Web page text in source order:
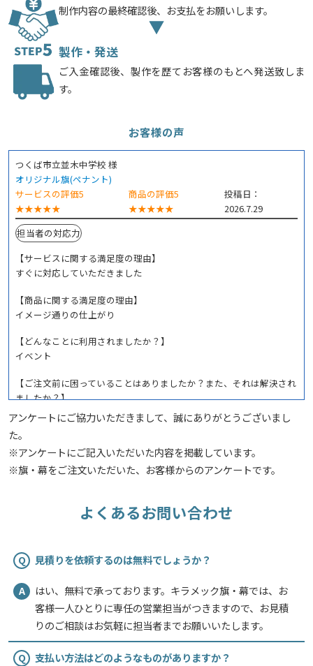
制作内容の最終確認後、お支払をお願いします。
製作・発送
ご入金確認後、製作を歴てお客様のもとへ発送致しま
す。
お客様の声
つくば市立並木中学校 様
オリジナル旗(ペナント)
サービスの評価5
★★★★★
商品の評価5
★★★★★
投稿日：
2026.7.29
担当者の対応力
【サービスに関する満足度の理由】
すぐに対応していただきました
【商品に関する満足度の理由】
イメージ通りの仕上がり
【どんなことに利用されましたか？】
イベント
【ご注文前に困っていることはありましたか？また、それは解決され
ましたか？】
納期が遅くなることが心配だったけれど間に合いました
しまなみ海道RVパークシーサイドM 様
オリジナル旗(社旗)
★★★★★
2026.7.27
【サービスに関する満足度の理由】
ドッグランの目印として、社旗を制作していただきました。思った以
上の仕上がりに大変満足しています。担当の大石さんの迅速な対応の
おかげだと思います。次はTシャツをお願いしようと思っていますの
で、よろしくお願い致します。
【商品に関する満足度の理由】
イメージ通りに仕上げていただけたので、とても満足しています。
アンケートにご協力いただきまして、誠にありがとうございまし
た。
※アンケートにご記入いただいた内容を掲載しています。
※旗・幕をご注文いただいた、お客様からのアンケートです。
よくあるお問い合わせ
Q 見積りを依頼するのは無料でしょうか？
A
はい、無料で承っております。キラメック旗・幕では、お
客様一人ひとりに専任の営業担当がつきますので、お見積
りのご相談はお気軽に担当者までお願いいたします。
Q 支払い方法はどのようなものがありますか？